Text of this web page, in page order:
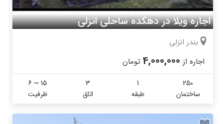
اجاره ویلا در دهکده ساحلی انزلی
بندر انزلی
اجاره از 4,000,000 تومان
250
ساختمان
1
طبقه
3
اتاق
6 ~ 15
ظرفیت